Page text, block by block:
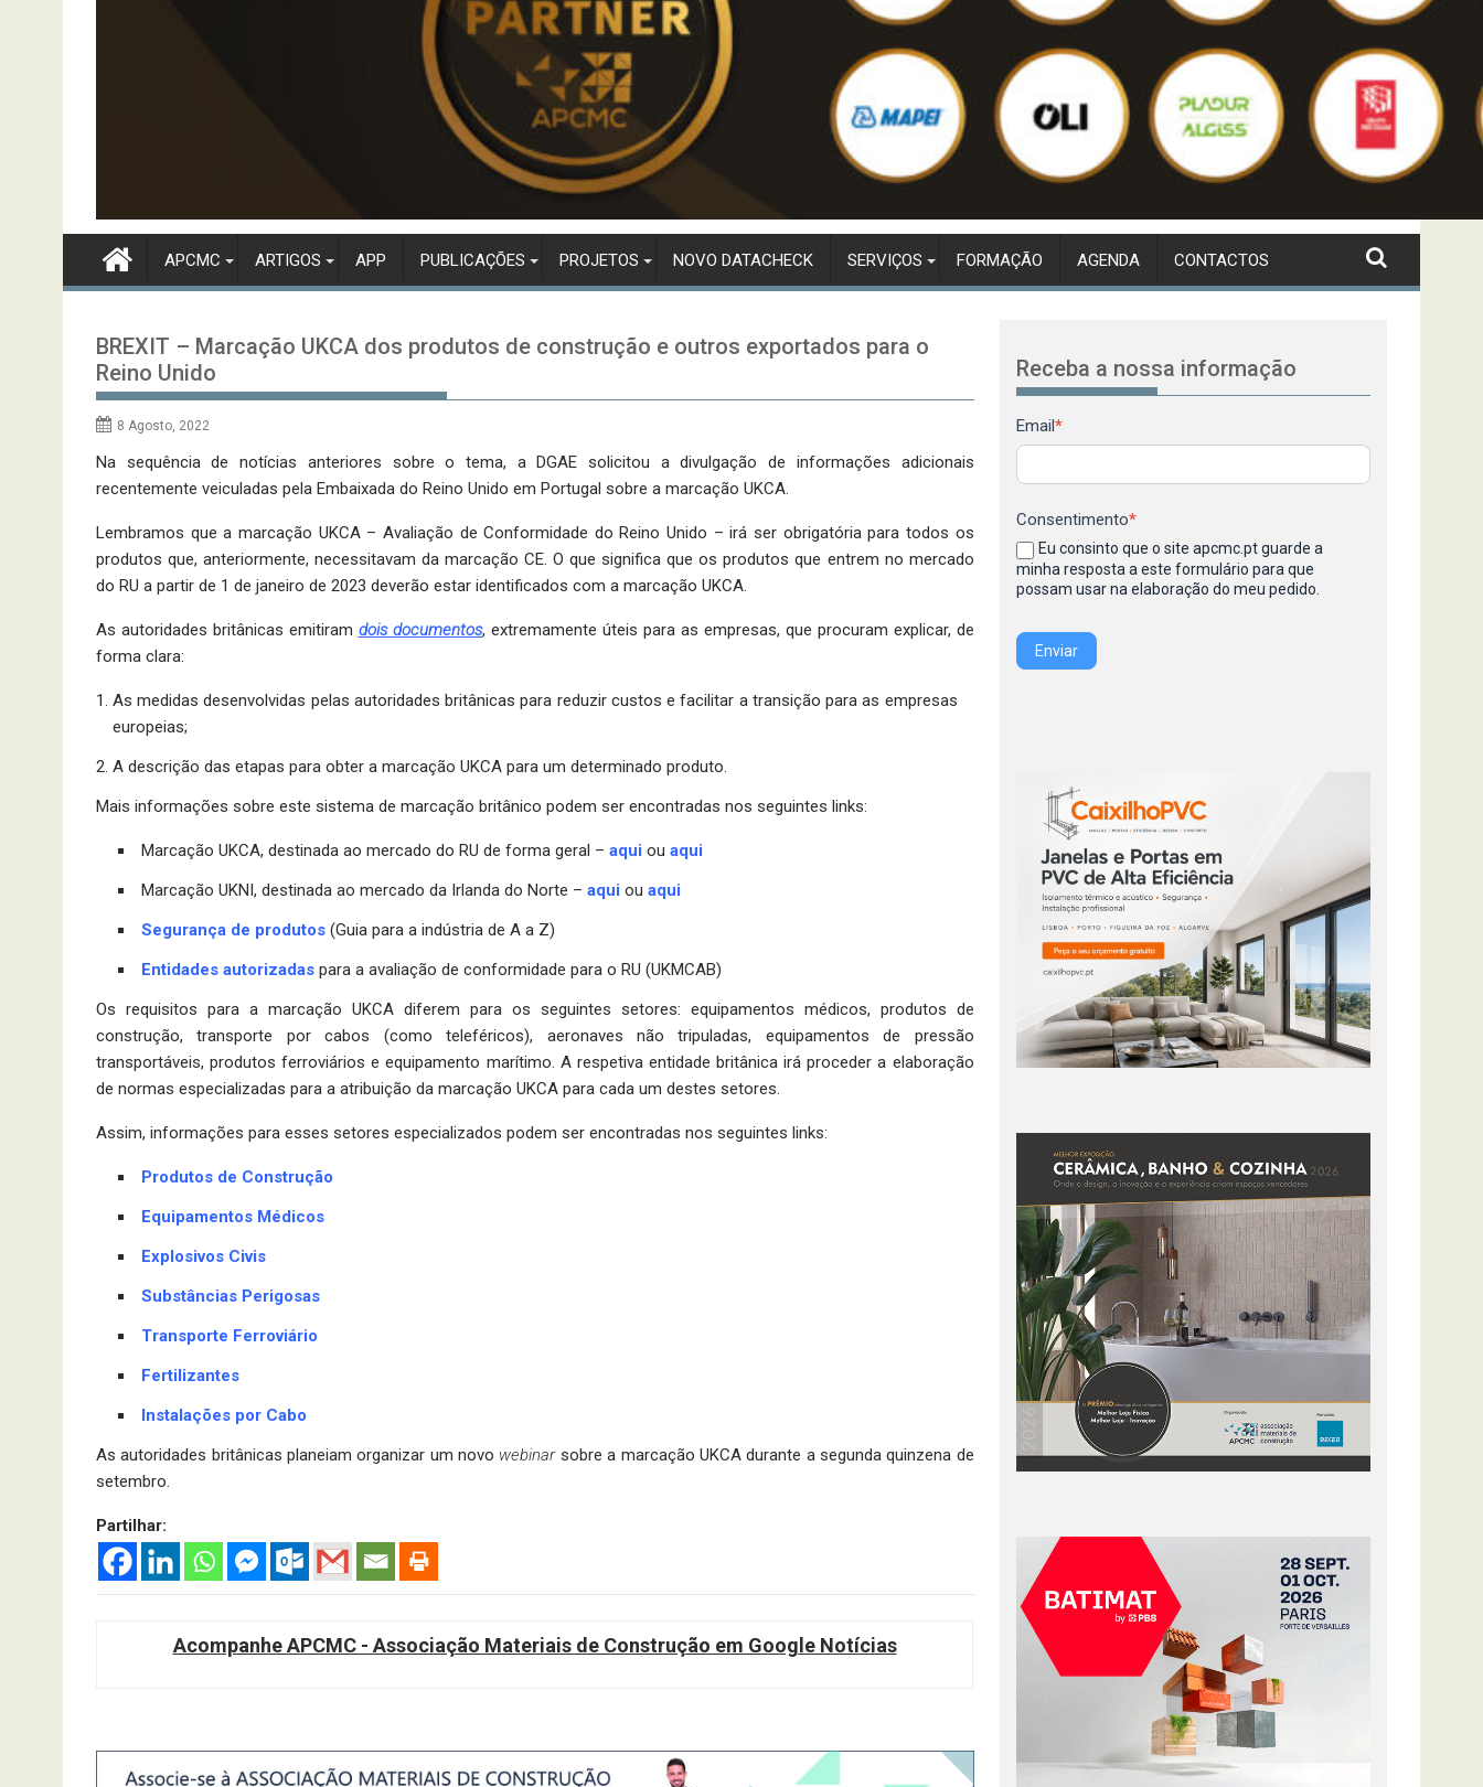
APCMC ARTIGOS APP PUBLICAÇÕES PROJETOS NOVO DATACHECK SERVIÇOS FORMAÇÃO AGENDA CONTACTOS
BREXIT – Marcação UKCA dos produtos de construção e outros exportados para o
Reino Unido
8 Agosto, 2022
Na sequência de notícias anteriores sobre o tema, a DGAE solicitou a divulgação de informações adicionais
recentemente veiculadas pela Embaixada do Reino Unido em Portugal sobre a marcação UKCA.
Lembramos que a marcação UKCA – Avaliação de Conformidade do Reino Unido – irá ser obrigatória para todos os
produtos que, anteriormente, necessitavam da marcação CE. O que significa que os produtos que entrem no mercado
do RU a partir de 1 de janeiro de 2023 deverão estar identificados com a marcação UKCA.
As autoridades britânicas emitiram dois documentos, extremamente úteis para as empresas, que procuram explicar, de
forma clara:
As medidas desenvolvidas pelas autoridades britânicas para reduzir custos e facilitar a transição para as empresas
europeias;
A descrição das etapas para obter a marcação UKCA para um determinado produto.
Mais informações sobre este sistema de marcação britânico podem ser encontradas nos seguintes links:
Marcação UKCA, destinada ao mercado do RU de forma geral – aqui ou aqui
Marcação UKNI, destinada ao mercado da Irlanda do Norte – aqui ou aqui
Segurança de produtos (Guia para a indústria de A a Z)
Entidades autorizadas para a avaliação de conformidade para o RU (UKMCAB)
Os requisitos para a marcação UKCA diferem para os seguintes setores: equipamentos médicos, produtos de
construção, transporte por cabos (como teleféricos), aeronaves não tripuladas, equipamentos de pressão
transportáveis, produtos ferroviários e equipamento marítimo. A respetiva entidade britânica irá proceder a elaboração
de normas especializadas para a atribuição da marcação UKCA para cada um destes setores.
Assim, informações para esses setores especializados podem ser encontradas nos seguintes links:
Produtos de Construção
Equipamentos Médicos
Explosivos Civis
Substâncias Perigosas
Transporte Ferroviário
Fertilizantes
Instalações por Cabo
As autoridades britânicas planeiam organizar um novo webinarsobre a marcação UKCA durante a segunda quinzena de
setembro.
Partilhar:
Acompanhe APCMC - Associação Materiais de Construção em Google Notícias
Receba a nossa informação
Newsletter
Email *
Consentimento*
Eu consinto que o site apcmc.pt guarde a
minha resposta a este formulário para que
possam usar na elaboração do meu pedido.
Enviar